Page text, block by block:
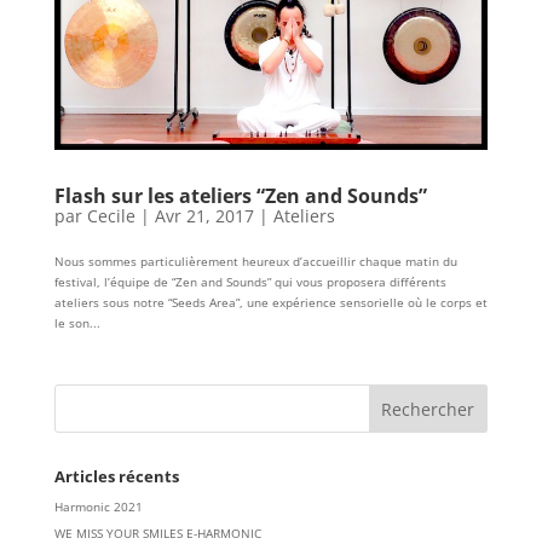
Flash sur les ateliers “Zen and Sounds”
par Cecile | Avr 21, 2017| Ateliers
Nous sommes particulièrement heureux d’accueillir chaque matin du
festival, l’équipe de “Zen and Sounds” qui vous proposera différents
ateliers sous notre “Seeds Area”, une expérience sensorielle où le corps et
le son...
Articles récents
Harmonic 2021
WE MISS YOUR SMILES E-HARMONIC